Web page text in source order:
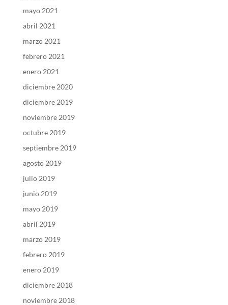
mayo 2021
abril 2021
marzo 2021
febrero 2021
enero 2021
diciembre 2020
diciembre 2019
noviembre 2019
octubre 2019
septiembre 2019
agosto 2019
julio 2019
junio 2019
mayo 2019
abril 2019
marzo 2019
febrero 2019
enero 2019
diciembre 2018
noviembre 2018